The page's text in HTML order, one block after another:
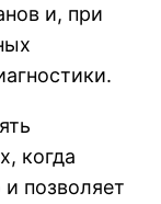
и, при
когда
позволяет